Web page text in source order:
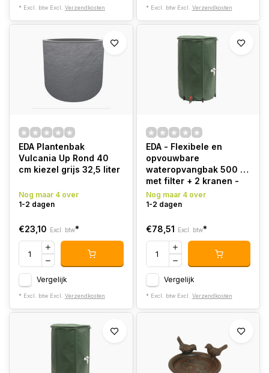
* Excl. btw Excl. Verzendkosten * Excl. btw Excl. Verzendkosten
EDA Plantenbak
Vulcania Up Rond 40
cm kiezel grijs 32,5 liter
Nog maar 4 over
1-2 dagen
€23,10 Excl. btw*
Vergelijk
* Excl. btw Excl. Verzendkosten
EDA - Flexibele en
opvouwbare
wateropvangbak 500 L
met filter + 2 kranen -
Weerbestendig
Nog maar 4 over
1-2 dagen
€78,51 Excl. btw*
Vergelijk
* Excl. btw Excl. Verzendkosten